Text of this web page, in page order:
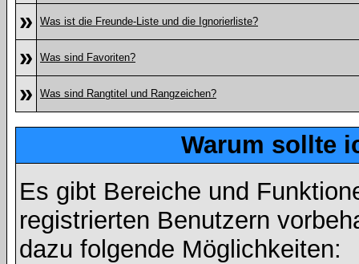
» Was ist die Freunde-Liste und die Ignorierliste?
» Was sind Favoriten?
» Was sind Rangtitel und Rangzeichen?
Warum sollte
Es gibt Bereiche und
registrierten Benutzern
dazu folgende Möglichkeiten: